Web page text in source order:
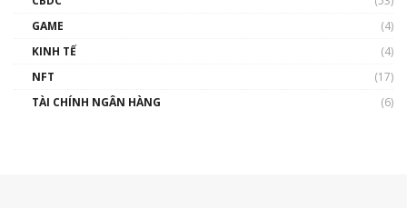
GAME
(4)
KINH TẾ
(4)
NFT
(17)
TÀI CHÍNH NGÂN HÀNG
(6)